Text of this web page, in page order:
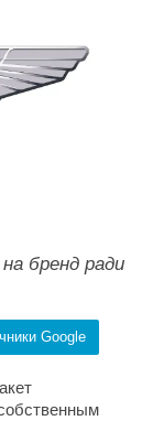
бренд ради
Google